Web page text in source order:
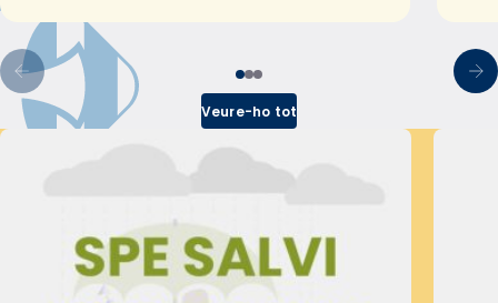
Veure-ho tot